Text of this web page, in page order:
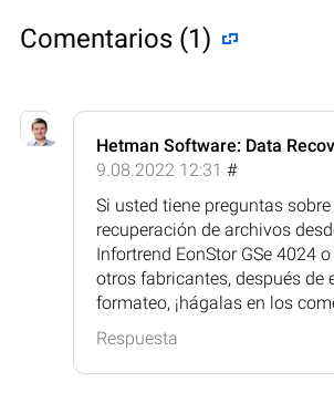
Comentarios (1)
Hetman Software: Data
9.08.2022 12:31 #
Si usted tiene preguntas sobre
recuperación de archivos
Infortrend EonStor GSe 4024
otros fabricantes, después de
formateo, ¡hágalas en los
Respuesta